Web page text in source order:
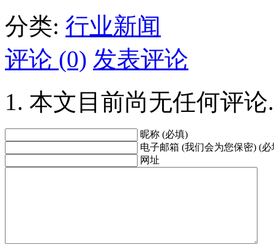
分类: 行业新闻
评论 (0) 发表评论
本文目前尚无任何评论.
昵称 (必填)
电子邮箱 (我们会为您保密) (必
网址